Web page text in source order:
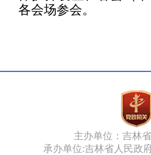
各会场参会。
主办单位：吉林
承办单位:吉林省人民政